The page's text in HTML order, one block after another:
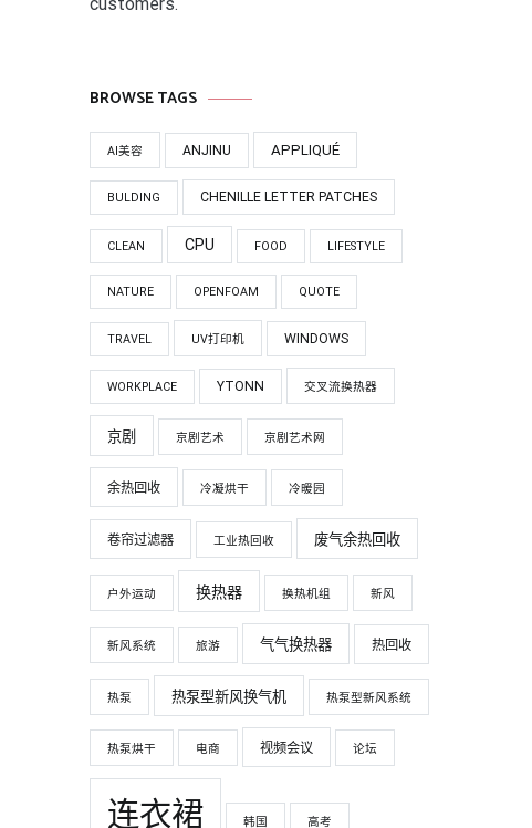
BROWSE TAGS
AI美容 ANJINU APPLIQUÉ
BULDING CHENILLE LETTER PATCHES
CLEAN CPU FOOD LIFESTYLE
NATURE OPENFOAM QUOTE
TRAVEL UV打印机 WINDOWS
WORKPLACE YTONN 交叉流换热器
京剧 京剧艺术 京剧艺术网
余热回收 冷凝烘干 冷暖园
卷帘过滤器 工业热回收 废气余热回收
户外运动 换热器 换热机组 新风
新风系统 旅游 气气换热器 热回收
热泵 热泵型新风换气机 热泵型新风系统
热泵烘干 电商 视频会议 论坛
连衣裙 韩国 高考